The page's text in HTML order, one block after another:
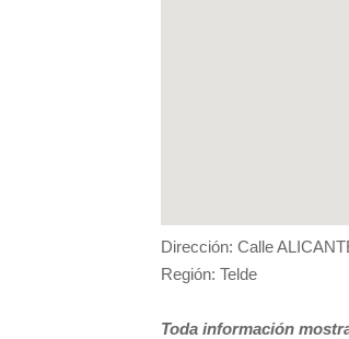
Dirección: Calle
Región: Telde
Toda información